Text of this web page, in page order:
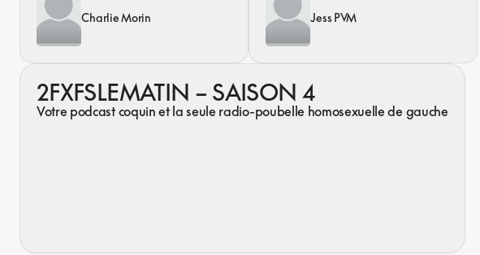
2FXFSLEMATIN – SAISON 4
Votre podcast coquin et la seule radio-poubelle homosexuelle de gauche
Charlie Morin Jess PVM